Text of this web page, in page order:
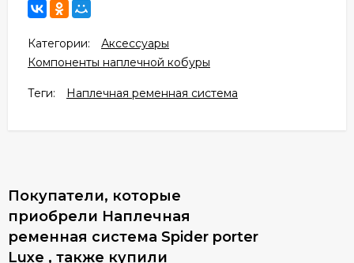
Категории:
Аксессуары
Компоненты наплечной кобуры
Теги: Наплечная ременная система
Покупатели, которые
приобрели Наплечная
ременная система Spider porter
Luxe , также купили